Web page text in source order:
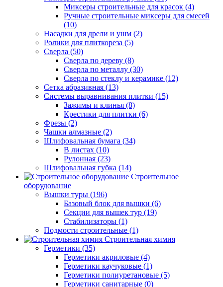
Миксеры строительные для красок (4)
Ручные строительные миксеры для смесей
(10)
Насадки для дрели и ушм (2)
Ролики для плиткореза (5)
Сверла (50)
Сверла по дереву (8)
Сверла по металлу (30)
Сверла по стеклу и керамике (12)
Сетка абразивная (13)
Системы выравнивания плитки (15)
Зажимы и клинья (8)
Крестики для плитки (6)
Фрезы (2)
Чашки алмазные (2)
Шлифовальная бумага (34)
В листах (10)
Рулонная (23)
Шлифовальная губка (14)
Строительное
оборудование
Вышки туры (196)
Базовый блок для вышки (6)
Секции для вышек тур (19)
Стабилизаторы (1)
Подмости строительные (1)
Строительная химия
Герметики (35)
Герметики акриловые (4)
Герметики каучуковые (1)
Герметики полиуретановые (5)
Герметики санитарные (0)